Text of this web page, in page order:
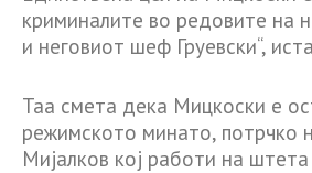
криминалите во редовите на
и неговиот шеф Груевски“,
Таа смета дека Мицкоски е
режимското минато, потрчко
Мијалков кој работи на